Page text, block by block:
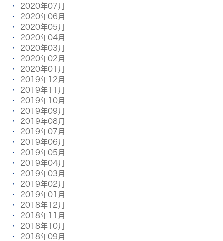
2020年07月
2020年06月
2020年05月
2020年04月
2020年03月
2020年02月
2020年01月
2019年12月
2019年11月
2019年10月
2019年09月
2019年08月
2019年07月
2019年06月
2019年05月
2019年04月
2019年03月
2019年02月
2019年01月
2018年12月
2018年11月
2018年10月
2018年09月